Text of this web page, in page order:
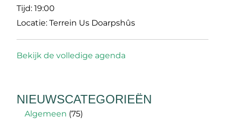
Tijd: 19:00
Locatie: Terrein Us Doarpshûs
Bekijk de volledige agenda
NIEUWSCATEGORIEËN
Algemeen (75)